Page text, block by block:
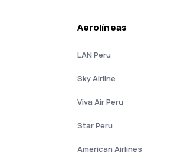
Aerolíneas
LAN Peru
Sky Airline
Viva Air Peru
Star Peru
American Airlines